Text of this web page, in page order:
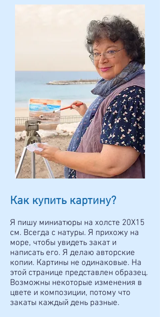
Как купить картину?
Я пишу миниатюры на холсте 20Х15
см. Всегда с натуры. Я прихожу на
море, чтобы увидеть закат и
написать его. Я делаю авторские
копии. Картины не одинаковые. На
этой странице представлен образец.
Возможны некоторые изменения в
цвете и композиции, потому что
закаты каждый день разные.